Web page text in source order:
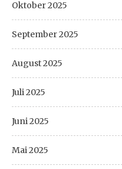
Oktober 2025
September 2025
August 2025
Juli 2025
Juni 2025
Mai 2025